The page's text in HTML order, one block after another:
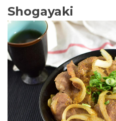
Shogayaki